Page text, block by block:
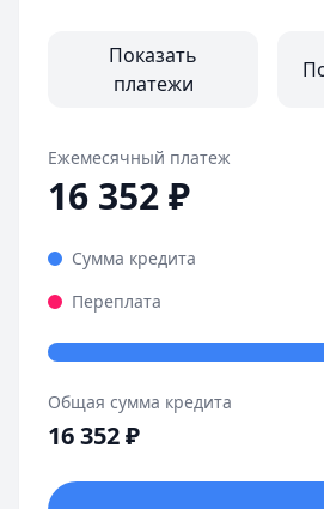
Показать
платежи
Ежемесячный платеж
16 352₽
Сумма кредита
Переплата
Общая сумма кредита
16 352₽